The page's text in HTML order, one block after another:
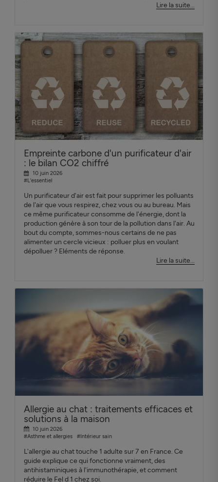
Lire la suite...
Empreinte carbone d'un purificateur d'air
: le bilan CO2 chiffré
10 juin 2026
#L'essentiel
Un purificateur d'air est fait pour supprimer les polluants
de l'air que vous respirez, chez vous ou au bureau. Mais
ce même purificateur consomme de l'énergie, dont la
production génère à son tour de la pollution dans l'air. Au
bout du compte, sommes-nous certains de ne pas
alimenter un cercle vicieux : polluer plus en voulant
dépolluer ? Eléments de réponse.
Lire la suite...
Allergie au chat : traitements efficaces et
solutions à la maison
10 juin 2026
#Asthme et allergies
#Intérieur sain
L'allergie au chat touche 1 adulte sur 7 en France. Ce
guide explique ce qui fonctionne vraiment, des
antihistaminiques à l'immunothérapie, et comment
réduire le Fel d 1 chez soi.